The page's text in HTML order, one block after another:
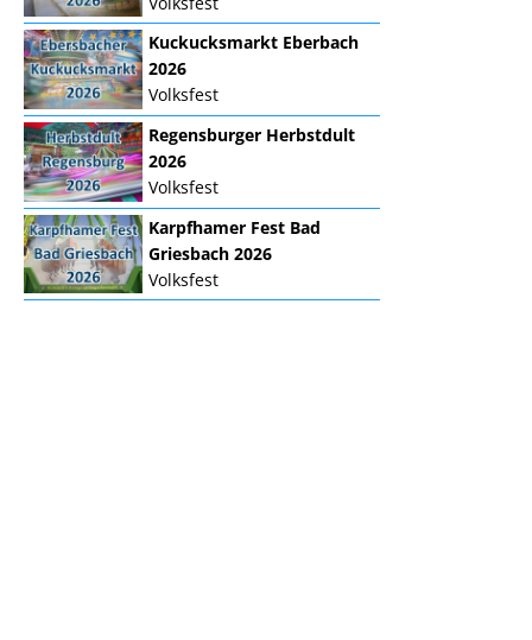
Kuckucksmarkt Eberbach
2026
Volksfest
Regensburger Herbstdult
2026
Volksfest
Karpfhamer Fest Bad
Griesbach 2026
Volksfest